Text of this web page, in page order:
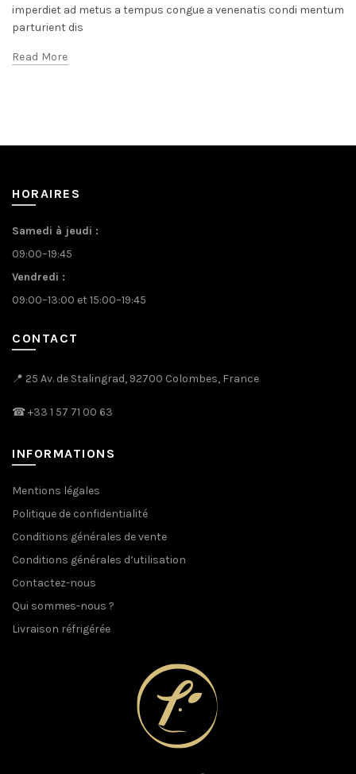
imperdiet ad metus a tempus congue a venenatis condi mentum
parturient dis
Read More
HORAIRES
Samedi à jeudi :
09:00–19:45
Vendredi :
09:00–13:00 et 15:00–19:45
CONTACT
📍 25 Av. de Stalingrad, 92700 Colombes, France
☎+33 1 57 71 00 63
INFORMATIONS
Mentions légales
Politique de confidentialité
Conditions générales de vente
Conditions générales d’utilisation
Contactez-nous
Qui sommes-nous ?
Livraison réfrigérée